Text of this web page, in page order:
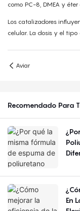
como PC-8, DMEA y
Los catalizadores
celular. La dosis y el
Aviar
Recomendado Para
En